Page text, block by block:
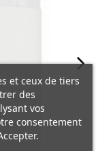
et ceux de tiers
des
vos
consentement